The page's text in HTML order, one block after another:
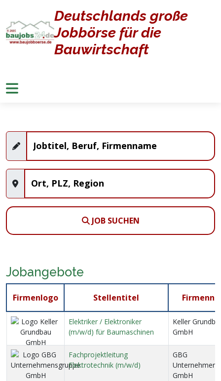
Deutschlands große
Jobbörse für die
Bauwirtschaft
Jobangebote
Home
Stellenangebote
JOB SUCHEN
Jobangebote
Firmenlogo Stellentitel
Elektriker / Elektroniker
(m/w/d) für Baumaschinen
Keller
GmbH
Fachprojektleitung
Elektrotechnik (m/w/d)
GBG
GmbH